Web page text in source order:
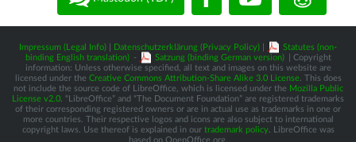
Impressum (Legal Info) Datenschutzerklärung (Privacy Policy)
Statutes (non-
binding English translation) - Satzung (binding German version)
| Copyright
information: Unless otherwise specified, all text and images on this website are
licensed under the Creative Commons Attribution-Share Alike 3.0 License. This does
not include the source code of LibreOffice, which is licensed under the Mozilla Public
License v2.0 . “LibreOffice” and “The Document Foundation” are registered trademarks
of their corresponding registered owners or are in actual use as trademarks in one or
more countries. Their respective logos and icons are also subject to international
copyright laws. Use thereof is explained in our trademark policy. LibreOffice was
based on OpenOffice.org.